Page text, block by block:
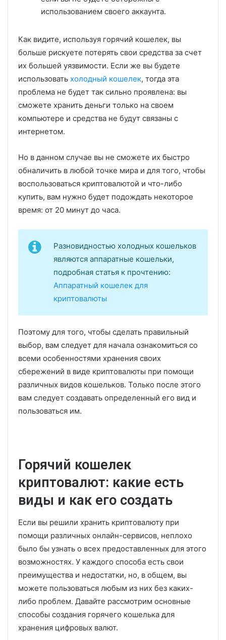
использованием своего аккаунта.
Как видите, используя горячий кошелек, вы
больше рискуете потерять свои средства за счет
их большей уязвимости. Если же вы будете
использовать холодный кошелек, тогда эта
проблема не будет так сильно проявлена: вы
сможете хранить деньги только на своем
компьютере и средства не будут связаны с
интернетом.
Но в данном случае вы не сможете их быстро
обналичить в любой точке мира и для того, чтобы
воспользоваться криптовалютой и что-либо
купить, вам нужно будет подождать некоторое
время: от 20 минут до часа.
Разновидностью холодных кошельков
являются аппаратные кошельки,
подробная статья к прочтению:
Аппаратный кошелек для
криптовалюты
Поэтому для того, чтобы сделать правильный
выбор, вам следует для начала ознакомиться со
всеми особенностями хранения своих
сбережений в виде криптовалюты при помощи
различных видов кошельков. Только после этого
вам следует создавать определенный его вид и
пользоваться им.
Горячий кошелек
криптовалют: какие есть
виды и как его создать
Если вы решили хранить криптовалюту при
помощи различных онлайн-сервисов, неплохо
было бы узнать о всех предоставленных для этого
возможностях. У каждого способа есть свои
преимущества и недостатки, но, в общем, вы
можете пользоваться любым из них без каких-
либо проблем. Давайте рассмотрим основные
способы создания горячего кошелька для
хранения цифровых валют.